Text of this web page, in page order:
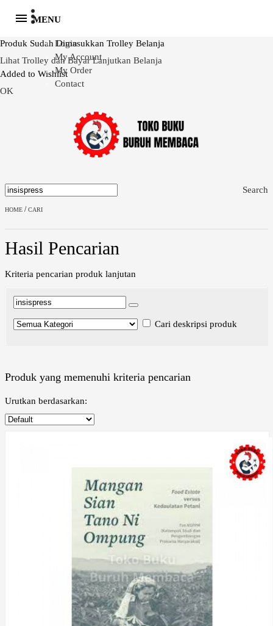
Produk Sudah Dimasukkan Trolley Belanja
Lihat Trolley dan Bayar Lanjutkan Belanja
Added to Wishlist
OK
MENU
Login
My Account
My Order
Contact
Search
HOME /CARI
Hasil Pencarian
Kriteria pencarian produk lanjutan
Cari deskripsi produk
Produk yang memenuhi kriteria pencarian
Urutkan berdasarkan: